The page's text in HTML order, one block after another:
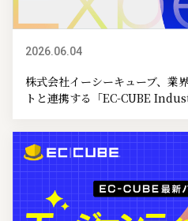
2026.06.04
株式会社イーシーキューブ、業
トと連携する「EC-CUBE